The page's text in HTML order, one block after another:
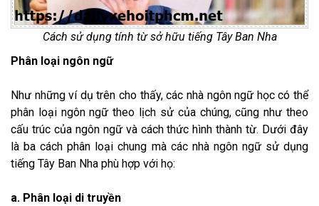
Cách sử dụng tính từ sở hữu tiếng Tây Ban Nha
Phân loại ngôn ngữ
Như những ví dụ trên cho thấy, các nhà ngôn ngữ học có thể
phân loại ngôn ngữ theo lịch sử của chúng, cũng như theo
cấu trúc của ngôn ngữ và cách thức hình thành từ. Dưới đây
là ba cách phân loại chung mà các nhà ngôn ngữ sử dụng
tiếng Tây Ban Nha phù hợp với họ:
a. Phân loại di truyền